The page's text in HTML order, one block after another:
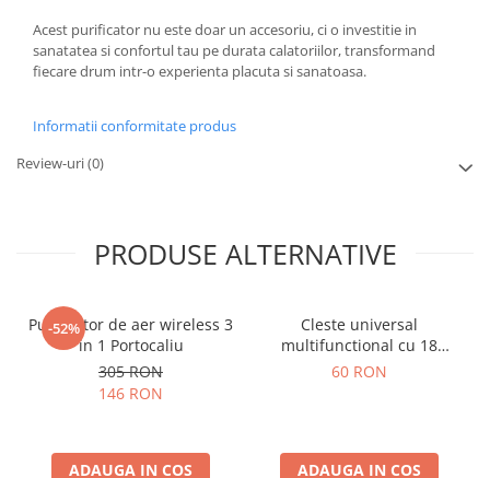
Acest purificator nu este doar un accesoriu, ci o investitie in
sanatatea si confortul tau pe durata calatoriilor, transformand
fiecare drum intr-o experienta placuta si sanatoasa.
Informatii conformitate produs
Review-uri(0)
PRODUSE ALTERNATIVE
-52%
Purificator de aer wireless 3
in 1 Portocaliu
305 RON
146 RON
ADAUGA IN COS
Cleste universal
multifunctional cu 18
functii, pliabil
60 RON
ADAUGA IN COS